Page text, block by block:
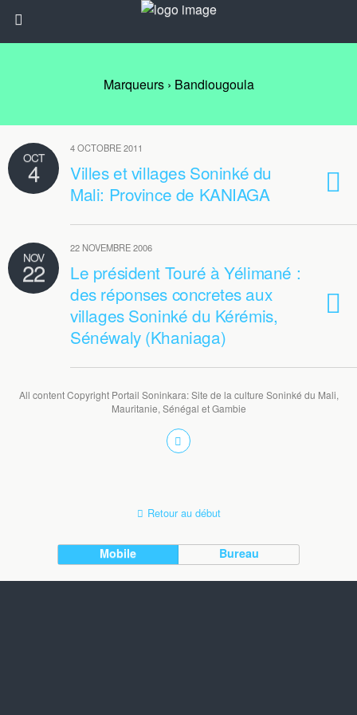
Marqueurs › Bandiougoula
OCT
4
4 OCTOBRE 2011
Villes et villages Soninké du
Mali: Province de KANIAGA
NOV
22
22 NOVEMBRE 2006
Le président Touré à Yélimané :
des réponses concretes aux
villages Soninké du Kérémis,
Sénéwaly (Khaniaga)
All content Copyright Portail Soninkara: Site de la culture Soninké du Mali,
Mauritanie, Sénégal et Gambie
Retour au début
Mobile Bureau